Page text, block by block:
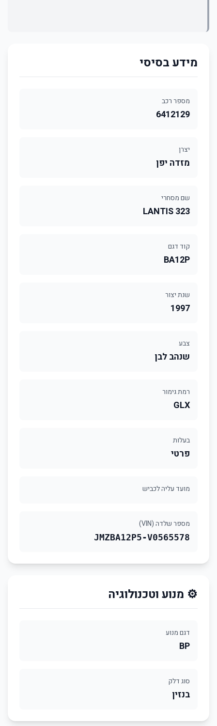
מידע בסיסי
מספר רכב
6412129
יצרן
מזדה יפן
שם מסחרי
LANTIS 323
קוד דגם
BA12P
שנת יצור
1997
צבע
שנהב לבן
רמת גימור
GLX
בעלות
פרטי
מועד עליה לכביש
מספר שלדה (VIN)
JMZBA12P5-V0565578
⚙️ מנוע וטכנולוגיה
דגם מנוע
BP
סוג דלק
בנזין